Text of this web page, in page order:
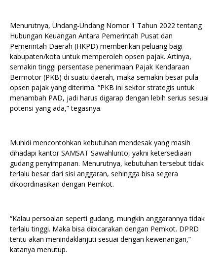
Menurutnya, Undang-Undang Nomor 1 Tahun 2022 tentang
Hubungan Keuangan Antara Pemerintah Pusat dan
Pemerintah Daerah (HKPD) memberikan peluang bagi
kabupaten/kota untuk memperoleh opsen pajak. Artinya,
semakin tinggi persentase penerimaan Pajak Kendaraan
Bermotor (PKB) di suatu daerah, maka semakin besar pula
opsen pajak yang diterima. “PKB ini sektor strategis untuk
menambah PAD, jadi harus digarap dengan lebih serius sesuai
potensi yang ada,” tegasnya.
Muhidi mencontohkan kebutuhan mendesak yang masih
dihadapi kantor SAMSAT Sawahlunto, yakni ketersediaan
gudang penyimpanan. Menurutnya, kebutuhan tersebut tidak
terlalu besar dari sisi anggaran, sehingga bisa segera
dikoordinasikan dengan Pemkot.
“Kalau persoalan seperti gudang, mungkin anggarannya tidak
terlalu tinggi. Maka bisa dibicarakan dengan Pemkot. DPRD
tentu akan menindaklanjuti sesuai dengan kewenangan,”
katanya menutup.